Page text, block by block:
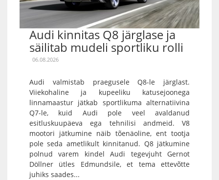
Audi kinnitas Q8 järglase ja
säilitab mudeli sportliku rolli
06.08.2026
Audi valmistab praegusele Q8-le järglast.
Viiekohaline ja kupeeliku katusejoonega
linnamaastur jätkab sportlikuma alternatiivina
Q7-le, kuid Audi pole veel avaldanud
esitluskuupäeva ega tehnilisi andmeid. V8
mootori jätkumine näib tõenäoline, ent tootja
pole seda ametlikult kinnitanud. Q8 jätkumine
polnud varem kindel Audi tegevjuht Gernot
Döllner ütles Edmundsile, et tema ettevõtte
juhiks saades...